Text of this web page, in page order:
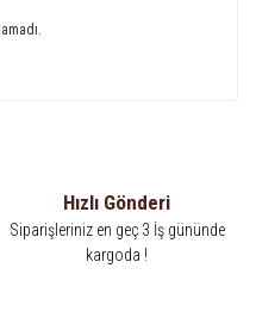
Hızlı Gönderi
Siparişleriniz en geç 3 İş gününde
kargoda !